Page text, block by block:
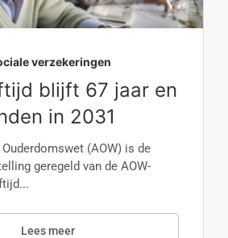
verzekeringen
blijft 67 jaar en
in 2031
(AOW) is de
geregeld van de AOW-
Lees meer